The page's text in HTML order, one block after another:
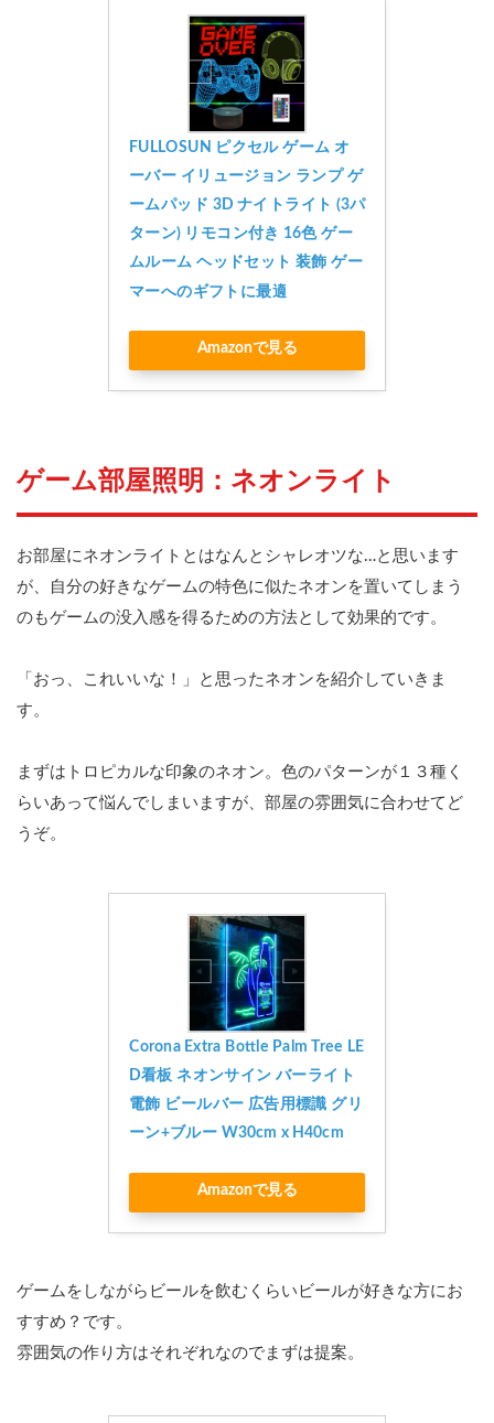
FULLOSUN ピクセル ゲーム オ
ーバー イリュージョン ランプ ゲ
ームパッド 3D ナイトライト (3パ
ターン) リモコン付き 16色 ゲー
ムルーム ヘッドセット 装飾 ゲー
マーへのギフトに最適
Amazonで見る
ゲーム部屋照明：ネオンライト
お部屋にネオンライトとはなんとシャレオツな…と思います
が、自分の好きなゲームの特色に似たネオンを置いてしまう
のもゲームの没入感を得るための方法として効果的です。
「おっ、これいいな！」と思ったネオンを紹介していきま
す。
まずはトロピカルな印象のネオン。色のパターンが１３種く
らいあって悩んでしまいますが、部屋の雰囲気に合わせてど
うぞ。
Corona Extra Bottle Palm Tree LE
D看板 ネオンサイン バーライト
電飾 ビールバー 広告用標識 グリ
ーン+ブルー W30cm x H40cm
Amazonで見る
ゲームをしながらビールを飲むくらいビールが好きな方にお
すすめ？です。
雰囲気の作り方はそれぞれなのでまずは提案。